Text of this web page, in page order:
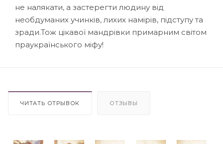
не налякати, а застерегти людину від
необдуманих учинків, лихих намірів, підступу та
зради.Тож цікавої мандрівки примарним світом
праукраїнського міфу!
ЧИТАТЬ ОТРЫВОК ОТЗЫВЫ